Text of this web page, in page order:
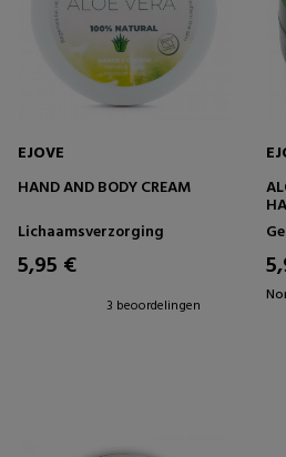
EJOVE
HAND AND BODY CREAM
Lichaamsverzorging
5,95 €
3 beoordelingen